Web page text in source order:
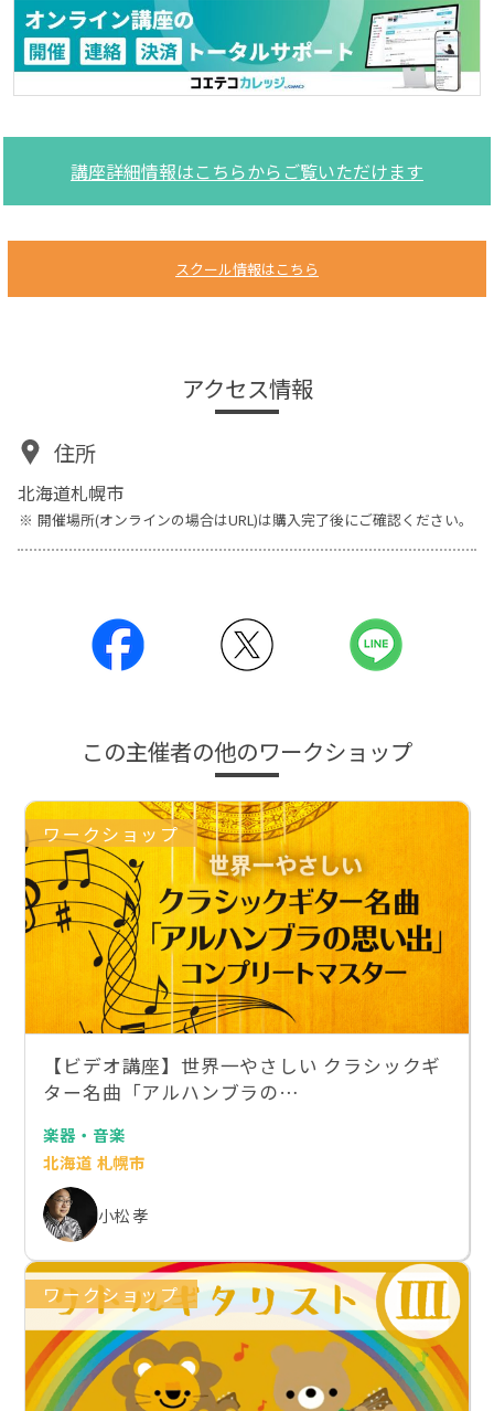
講座詳細情報はこちらからご覧いただけます
スクール情報はこちら
アクセス情報
住所
北海道札幌市
開催場所(オンラインの場合はURL)は購入完了後にご確認ください。
この主催者の他のワークショップ
ワークショップ
【ビデオ講座】世界一やさしい クラシックギ
ター名曲「アルハンブラの…
楽器・音楽
北海道 札幌市
小松 孝
ワークショップ